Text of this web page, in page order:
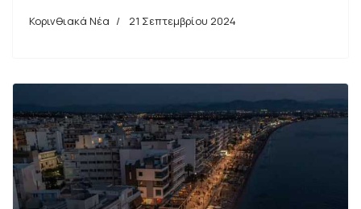
Κορινθιακά Νέα 21 Σεπτεμβρίου 2024